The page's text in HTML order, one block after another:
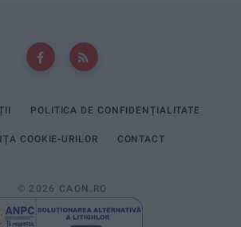
POLITICA DE CONFIDENȚIALITATE
COOKIE-URILOR CONTACT
© 2026 CAON.RO